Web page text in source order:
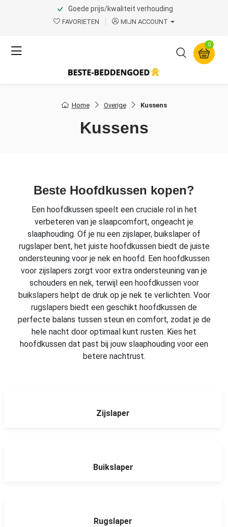
Goede prijs/kwaliteit verhouding
FAVORIETEN MIJN ACCOUNT
0
Home Overige Kussens
Kussens
Beste Hoofdkussen kopen?
Een hoofdkussen speelt een cruciale rol in het
verbeteren van je slaapcomfort, ongeacht je
slaaphouding. Of je nu een zijslaper, buikslaper of
rugslaper bent, het juiste hoofdkussen biedt de juiste
ondersteuning voor je nek en hoofd. Een hoofdkussen
voor zijslapers zorgt voor extra ondersteuning van je
schouders en nek, terwijl een hoofdkussen voor
buikslapers helpt de druk op je nek te verlichten. Voor
rugslapers biedt een geschikt hoofdkussen de
perfecte balans tussen steun en comfort, zodat je de
hele nacht door optimaal kunt rusten. Kies het
hoofdkussen dat past bij jouw slaaphouding voor een
betere nachtrust.
Zijslaper
Buikslaper
Rugslaper